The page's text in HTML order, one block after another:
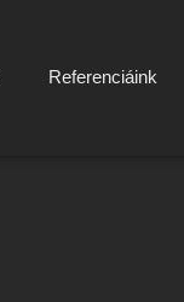
Referenciáink